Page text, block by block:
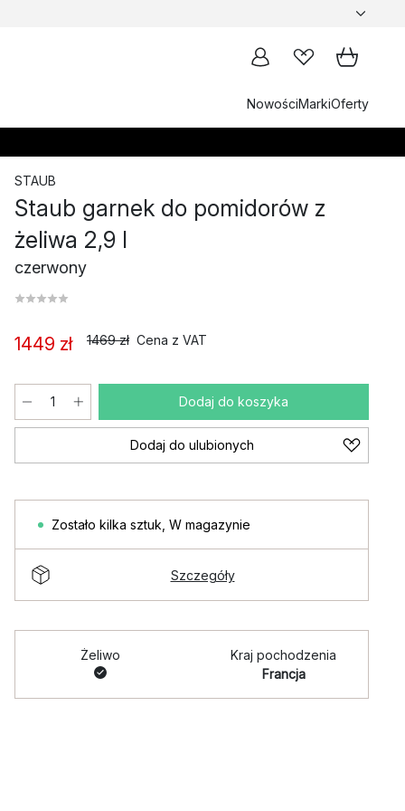
NowościMarkiOferty
STAUB
Staub garnek do pomidorów z
żeliwa 2,9 l
czerwony
1449 zł 1469 zł Cena z VAT
Dodaj do koszyka
Dodaj do ulubionych
Zostało kilka sztuk W magazynie
Szczegóły
Żeliwo
Kraj pochodzenia
Francja